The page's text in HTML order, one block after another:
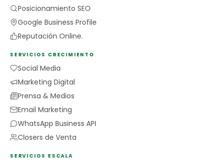
Posicionamiento SEO
Google Business Profile
Reputación Online.
SERVICIOS CRECIMIENTO
Social Media
Marketing Digital
Prensa & Medios
Email Marketing
WhatsApp Business API
Closers de Venta
SERVICIOS ESCALA